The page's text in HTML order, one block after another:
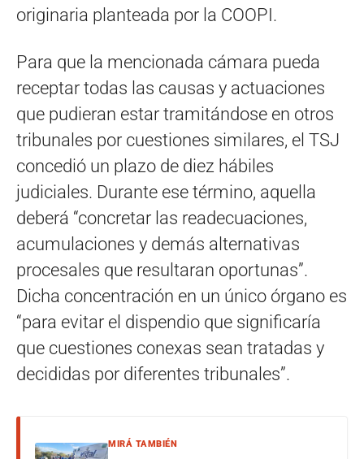
originaria planteada por la COOPI.
Para que la mencionada cámara pueda
receptar todas las causas y actuaciones
que pudieran estar tramitándose en otros
tribunales por cuestiones similares, el TSJ
concedió un plazo de diez hábiles
judiciales. Durante ese término, aquella
deberá “concretar las readecuaciones,
acumulaciones y demás alternativas
procesales que resultaran oportunas”.
Dicha concentración en un único órgano es
“para evitar el dispendio que significaría
que cuestiones conexas sean tratadas y
decididas por diferentes tribunales”.
MIRÁ TAMBIÉN